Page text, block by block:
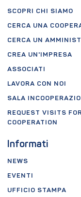
SCOPRI CHI SIAMO
CERCA UNA
CERCA UN
CREA UN'IMPRESA
ASSOCIATI
LAVORA CON NOI
SALA
REQUEST VISITS
COOPERATION
Informati
NEWS
EVENTI
UFFICIO STAMPA